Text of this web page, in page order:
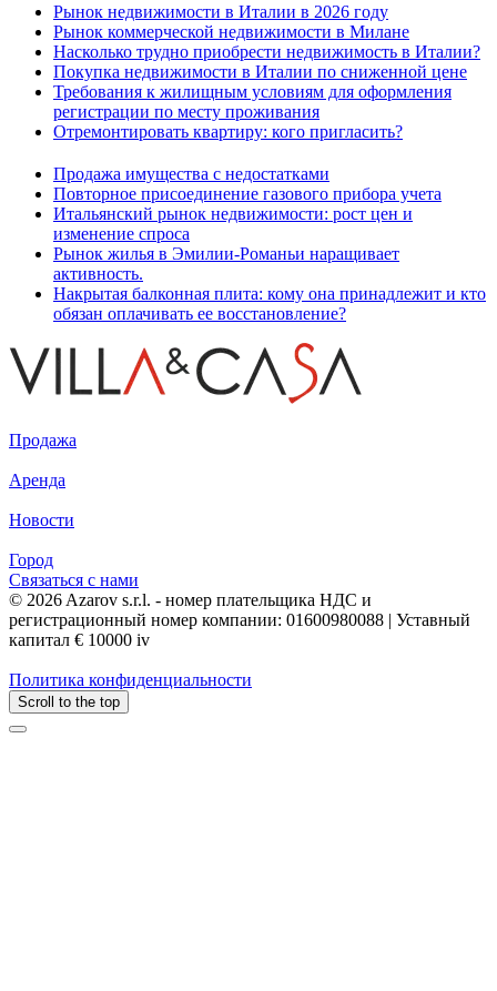
Рынок недвижимости в Италии в 2026 году
Рынок коммерческой недвижимости в Милане
Насколько трудно приобрести недвижимость в Италии?
Покупка недвижимости в Италии по сниженной цене
Требования к жилищным условиям для оформления
регистрации по месту проживания
Отремонтировать квартиру: кого пригласить?
Продажа имущества с недостатками
Повторное присоединение газового прибора учета
Итальянский рынок недвижимости: рост цен и
изменение спроса
Рынок жилья в Эмилии-Романьи наращивает
активность.
Накрытая балконная плита: кому она принадлежит и кто
обязан оплачивать ее восстановление?
Продажа
Аренда
Новости
Город
Связаться с нами
© 2026 Azarov s.r.l. - номер плательщика НДС и
регистрационный номер компании: 01600980088 | Уставный
капитал € 10000 iv
Политика конфиденциальности
Scroll to the top